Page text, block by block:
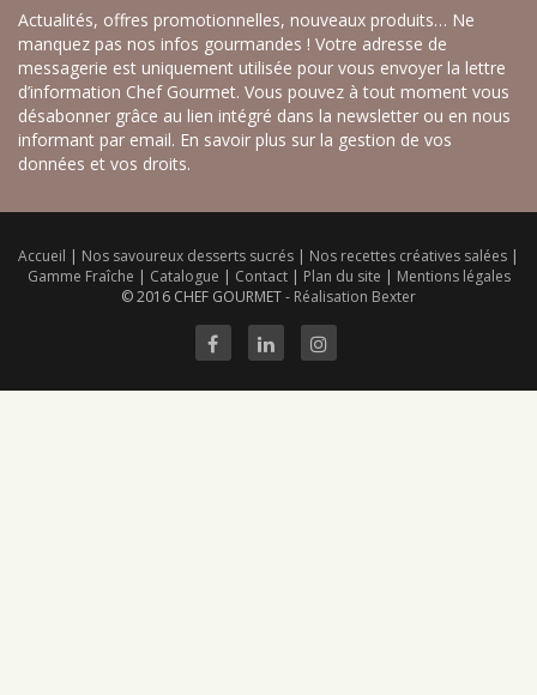
Actualités, offres promotionnelles, nouveaux produits… Ne
manquez pas nos infos gourmandes ! Votre adresse de
messagerie est uniquement utilisée pour vous envoyer la lettre
d’information Chef Gourmet. Vous pouvez à tout moment vous
désabonner grâce au lien intégré dans la newsletter ou en nous
informant par email. En savoir plus sur la gestion de vos
données et vos droits.
Accueil | Nos savoureux desserts sucrés | Nos recettes créatives salées |
Gamme Fraîche | Catalogue | Contact | Plan du site | Mentions légales
© 2016 CHEF GOURMET - Réalisation Bexter